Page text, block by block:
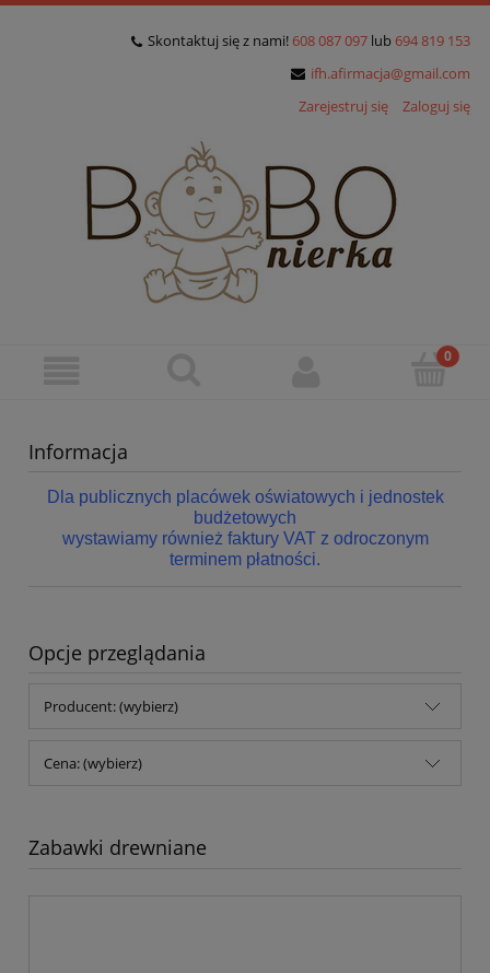
Skontaktuj się z nami! 608 087 097 lub 694 819 153
ifh.afirmacja@gmail.com
Zarejestruj się
Zaloguj się
Informacja
Dla publicznych placówek oświatowych i jednostek
budżetowych
wystawiamy również faktury VAT z odroczonym
terminem płatności.
Opcje przeglądania
Producent: (wybierz)
Cena: (wybierz)
Zabawki drewniane